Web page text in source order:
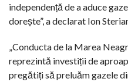
independență de a aduce
dorește”, a declarat Ion
„Conducta de la Marea
reprezintă investiții de
pregătiți să preluăm gazele